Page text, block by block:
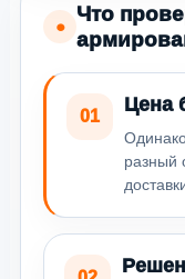
●
Что
01
Цена
разный